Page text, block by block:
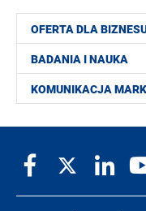
OFERTA DLA
BADANIA I NAUKA
KOMUNIKACJA